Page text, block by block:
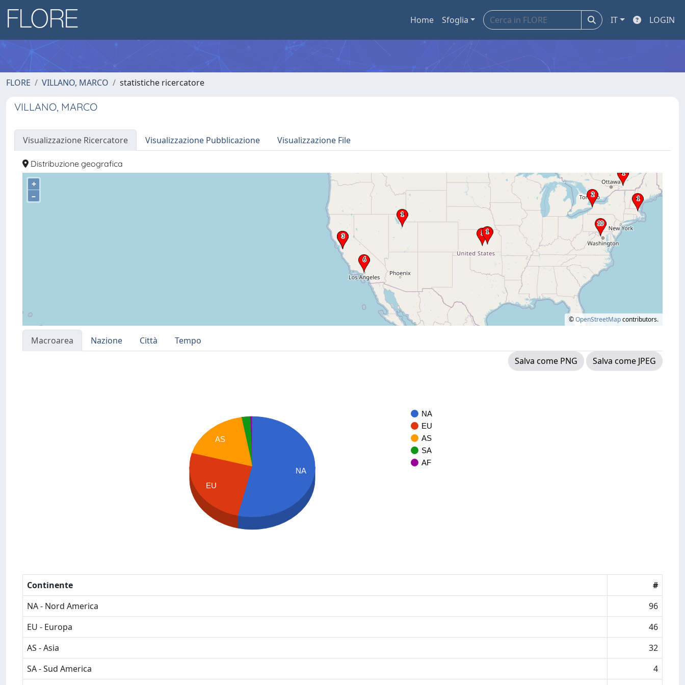
Home Sfoglia IT LOGIN
FLORE VILLANO, MARCO statistiche ricercatore
VILLANO, MARCO
Visualizzazione Ricercatore Visualizzazione Pubblicazione Visualizzazione File
Distribuzione geografica
+
–
©OpenStreetMapcontributors.
Macroarea Nazione Città
Tempo
Salva come PNG
Salva come JPEG
NA
EU
AS
SA
AF
AS
EU
NA
Continente
#
NA - Nord America
96
EU - Europa
46
AS - Asia
32
SA - Sud America
4